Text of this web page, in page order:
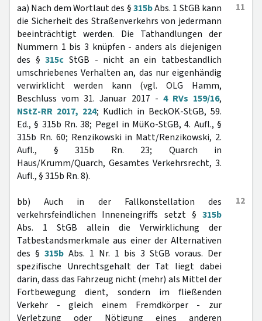
11
aa) Nach dem Wortlaut des §315bAbs. 1 StGB kann
die Sicherheit des Straßenverkehrs von jedermann
beeinträchtigt werden. Die Tathandlungen der
Nummern 1 bis 3 knüpfen - anders als diejenigen
des §315c StGB - nicht an ein tatbestandlich
umschriebenes Verhalten an, das nur eigenhändig
verwirklicht werden kann (vgl. OLG Hamm,
Beschluss vom 31. Januar 2017 - 4 RVs 159/16,
NStZ-RR 2017, 224; Kudlich in BeckOK-StGB, 59.
Ed., § 315b Rn. 38; Pegel in MüKo-StGB, 4. Aufl., §
315b Rn. 60; Renzikowski in Matt/Renzikowski, 2.
Aufl., § 315b Rn. 23; Quarch in
Haus/Krumm/Quarch, Gesamtes Verkehrsrecht, 3.
Aufl., § 315b Rn. 8).
12
bb) Auch in der Fallkonstellation des
verkehrsfeindlichen Inneneingriffs setzt § 315b
Abs. 1 StGB allein die Verwirklichung der
Tatbestandsmerkmale aus einer der Alternativen
des § 315b Abs. 1 Nr. 1 bis 3 StGB voraus. Der
spezifische Unrechtsgehalt der Tat liegt dabei
darin, dass das Fahrzeug nicht (mehr) als Mittel der
Fortbewegung dient, sondern im fließenden
Verkehr - gleich einem Fremdkörper - zur
Verletzung oder Nötigung eines anderen